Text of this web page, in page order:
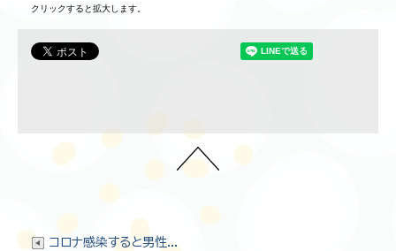
クリックすると拡大します。
コロナ感染すると男性...